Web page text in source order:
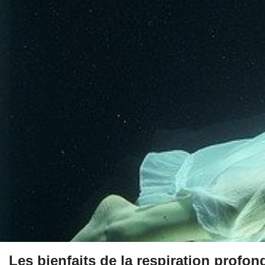
Les bienfaits de la respiration